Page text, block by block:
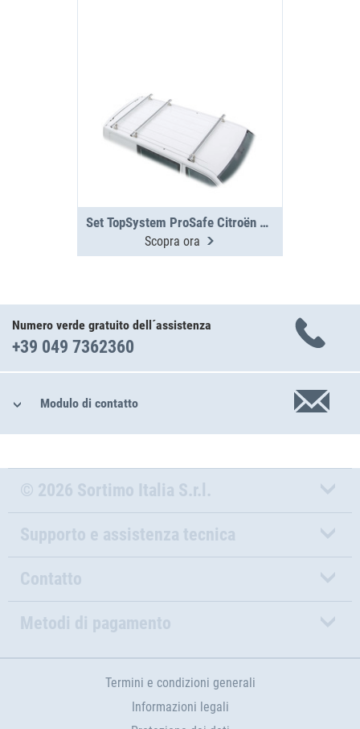
Set TopSystem ProSafe Citroën Jumpy 3 traverse
Scopra ora
Numero verde gratuito dell´assistenza
+39 049 7362360
Modulo di contatto
© 2026 Sortimo Italia S.r.l.
Supporto e assistenza tecnica
Contatto
Metodi di pagamento
Termini e condizioni generali
Informazioni legali